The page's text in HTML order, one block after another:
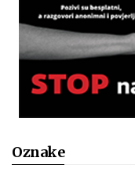
Oznake